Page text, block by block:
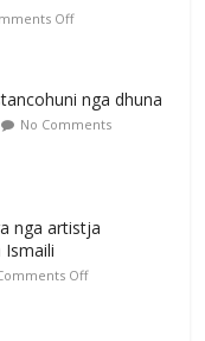
Off
nga dhuna
No Comments
nga artistja
Ismaili
Off